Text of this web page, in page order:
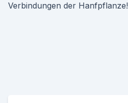
Verbindungen der Hanfpflanze!